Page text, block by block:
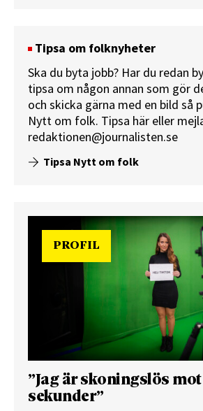
Tipsa om folknyheter
Ska du byta jobb? Har du redan
tipsa om någon annan som gör
och skicka gärna med en bild så
Nytt om folk. Tipsa här eller
redaktionen@journalisten.se
Tipsa Nytt om folk
PROFIL
”Jag är skoningslös
sekunder”